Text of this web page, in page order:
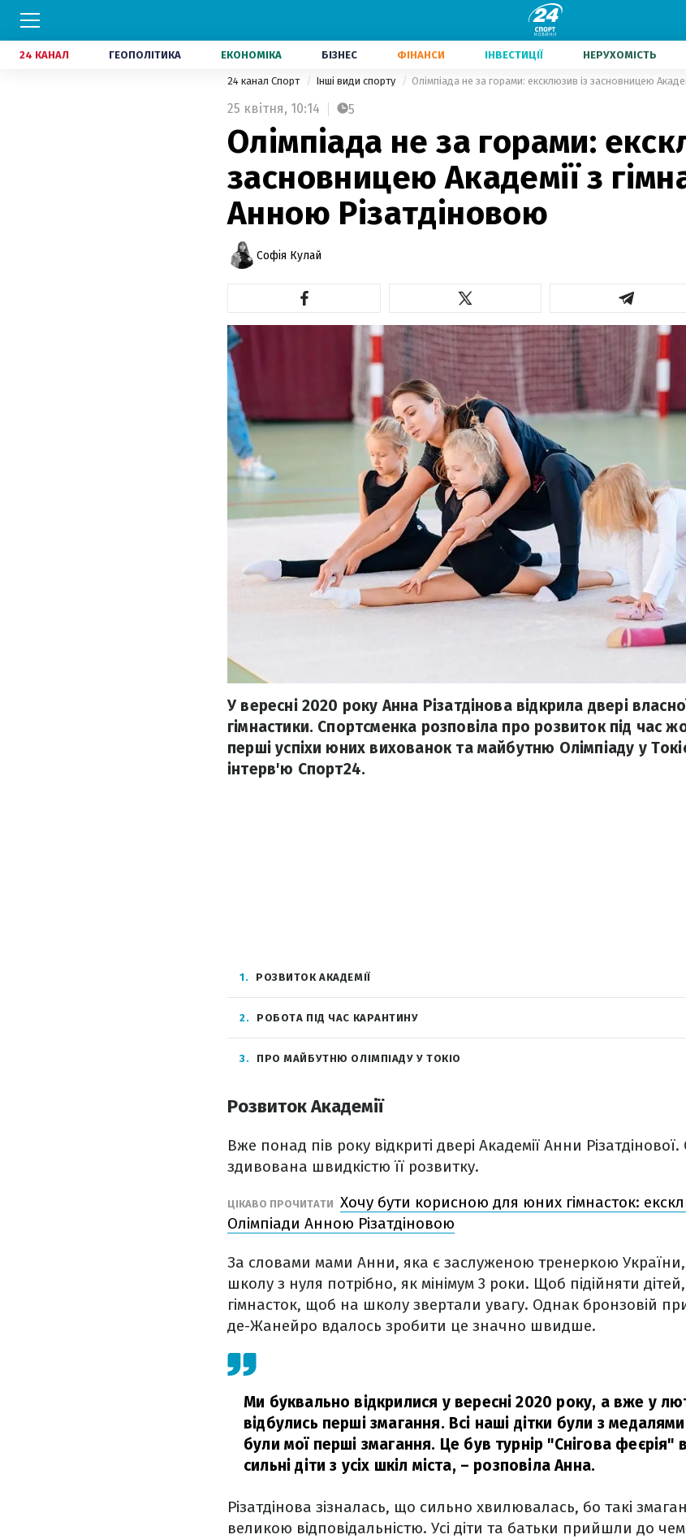
24 КАНАЛ ГЕОПОЛІТИКА ЕКОНОМІКА БІЗНЕС ФІНАНСИ ІНВЕСТИЦІЇ НЕРУХОМІСТЬ
24 канал Спорт Інші види спорту Олімпіада не за горами: ексклюзив із засновницею
25 квітня, 10:14 5
Олімпіада не за горами:
засновницею Академії з
Анною Різатдіновою
Софія Кулай
У вересні 2020 року Анна Різатдінова відкрила двері
гімнастики. Спортсменка розповіла про розвиток під час
перші успіхи юних вихованок та майбутню Олімпіаду у
інтерв'ю Спорт24.
1 РОЗВИТОК АКАДЕМІЇ
2 РОБОТА ПІД ЧАС КАРАНТИНУ
3 ПРО МАЙБУТНЮ ОЛІМПІАДУ У ТОКІО
Розвиток Академії
Вже понад пів року відкриті двері Академії Анни
здивована швидкістю її розвитку.
ЦІКАВО ПРОЧИТАТИ Хочу бути корисною для юних гімнасток:
Олімпіади Анною Різатдіновою
За словами мами Анни, яка є заслуженою тренеркою України,
школу з нуля потрібно, як мінімум 3 роки. Щоб підійняти
гімнасток, щоб на школу звертали увагу. Однак бронзовій
де-Жанейро вдалось зробити це значно швидше.
Ми буквально відкрилися у вересні 2020 року, а вже у
відбулись перші змагання. Всі наші дітки були з
були мої перші змагання. Це був турнір "Снігова феєрія"
сильні діти з усіх шкіл міста, – розповіла Анна.
Різатдінова зізналась, що сильно хвилювалась, бо такі
великою відповідальністю. Усі діти та батьки прийшли до